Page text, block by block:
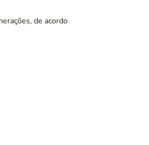
de acordo